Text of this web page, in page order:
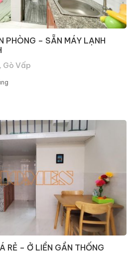
PHÒNG – SẴN MÁY LẠNH
Gò Vấp
RẺ – Ở LIỀN GẦN THỐNG